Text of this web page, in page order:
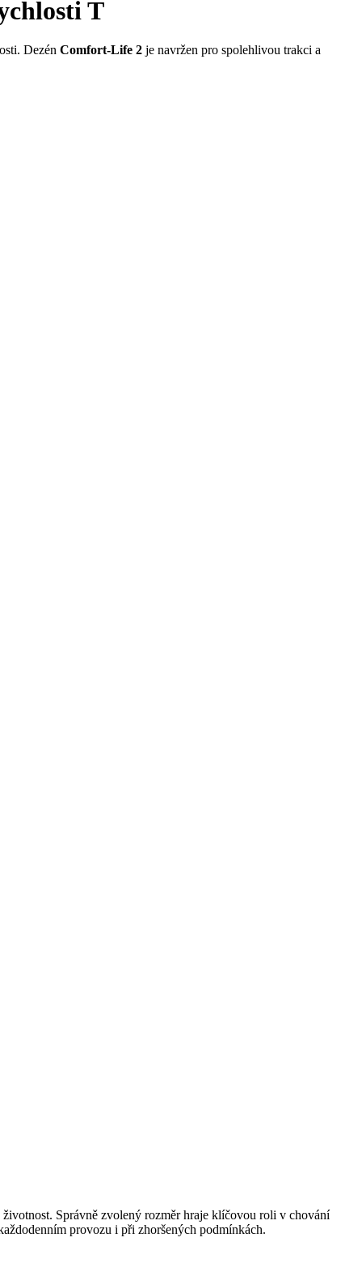
T
Dezén Comfort-Life 2 je navržen pro spolehlivou trakci a
Správně zvolený rozměr hraje klíčovou roli v chování
provozu i při zhoršených podmínkách.